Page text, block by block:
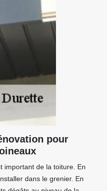
pour
important de la toiture. En
dans le grenier. En